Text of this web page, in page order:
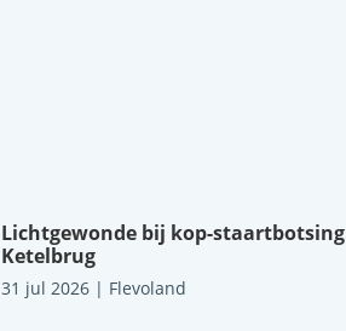
Lichtgewonde bij kop-staartbotsing
Ketelbrug
31 jul 2026| Flevoland